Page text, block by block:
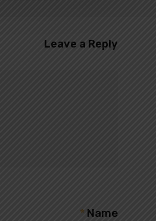
Leave a Reply
Name
*